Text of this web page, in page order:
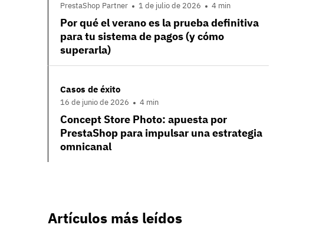
PrestaShop Partner 1 de julio de 2026 4 min
Por qué el verano es la prueba definitiva
para tu sistema de pagos (y cómo
superarla)
Casos de éxito
16 de junio de 2026 4 min
Concept Store Photo: apuesta por
PrestaShop para impulsar una estrategia
omnicanal
Artículos más leídos